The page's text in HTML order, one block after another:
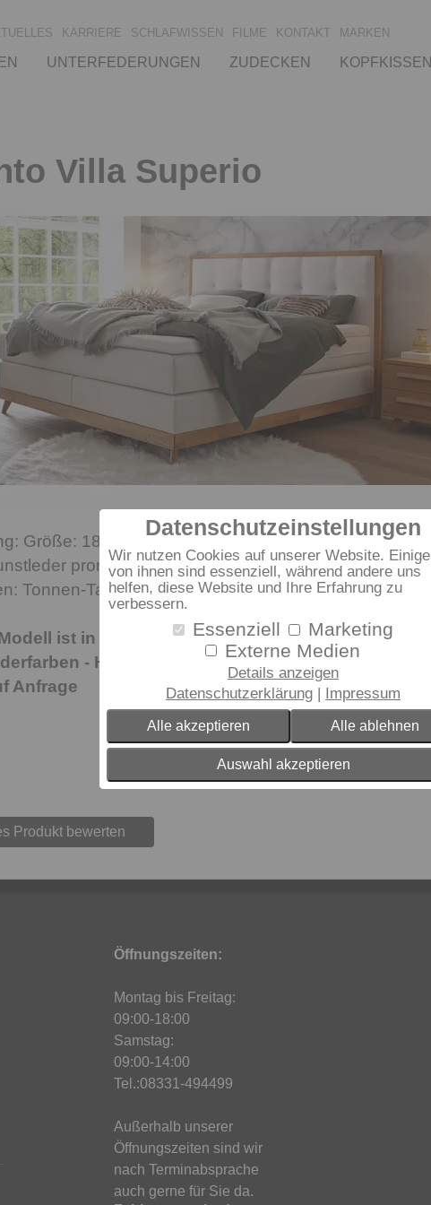
Datenschutzeinstellungen
Wir nutzen Cookies auf unserer Website. Einige
von ihnen sind essenziell, während andere uns
helfen, diese Website und Ihre Erfahrung zu
verbessern.
Essenziell
Marketing
Externe Medien
Details anzeigen
Datenschutzerklärung
Impressum
Alle akzeptieren Alle ablehnen
Auswahl akzeptieren
KARRIERE SCHLAFWISSEN FILME KONTAKT MARKEN
UNTERFEDERUNGEN ZUDECKEN KOPFKISSEN
Villa Superio
Größe: 180x200 cm Farbe: Eiche bianco, gebürstet,
pronto white 323
Tonnen-Taschenfederkern, Härtegrad 3
ist in zahlreichen Ausführungen und
- Holzarten bestellbar.
Anfrage
Produkt bewerten
Öffnungszeiten:
Montag bis Freitag:
09:00-18:00
Samstag:
09:00-14:00
Tel.:08331-494499
Außerhalb unserer
Öffnungszeiten sind wir
nach Terminabsprache
auch gerne für Sie da.